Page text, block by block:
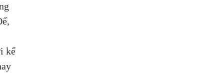
kể